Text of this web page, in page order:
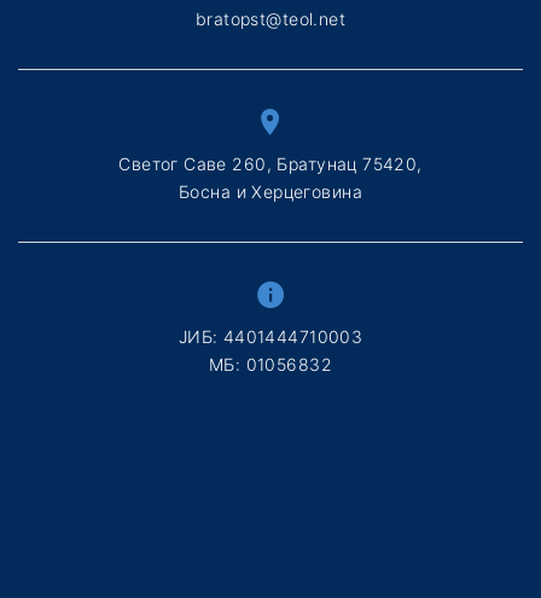
bratopst@teol.net
Светог Саве 260, Братунац 75420,
Босна и Херцеговина
ЈИБ: 4401444710003
МБ: 01056832